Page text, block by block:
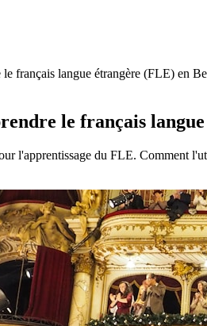
français langue étrangère (FLE) en
le français
l'apprentissage du FLE. Comment